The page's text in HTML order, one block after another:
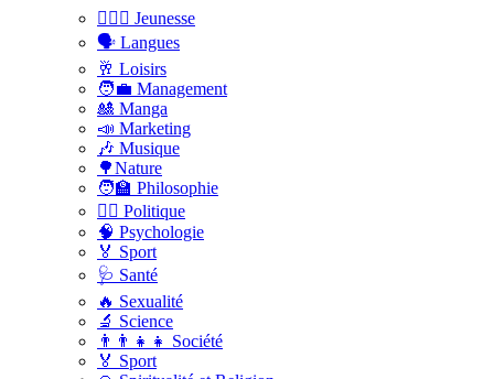
🤸🏽‍♀️ Jeunesse
🗣 Langues
🥂 Loisirs
🧑‍💼 Management
🎎 Manga
📣 Marketing
🎶 Musique
🌳Nature
🧑‍🏫 Philosophie
👨‍⚖️ Politique
🧠 Psychologie
🏅 Sport
🩺 Santé
🔥 Sexualité
🔬 Science
👨‍👨‍👧‍👧 Société
🏅 Sport